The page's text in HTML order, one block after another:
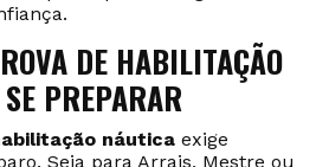
que pretende navegar.
garante mais segurança,
aproveitar ao máximo o
em conformidade com a